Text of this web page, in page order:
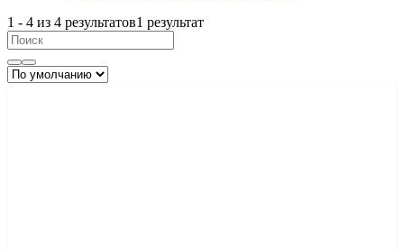
1 - 4 из 4 результатов1 результат